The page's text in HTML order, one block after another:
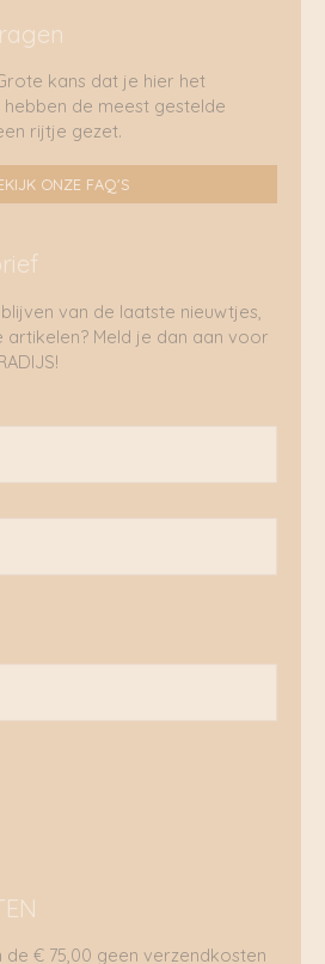
kans dat je hier het
de meest gestelde
rijtje gezet.
ONZE FAQ'S
van de laatste nieuwtjes,
artikelen? Meld je dan aan voor
€ 75,00 geen verzendkosten